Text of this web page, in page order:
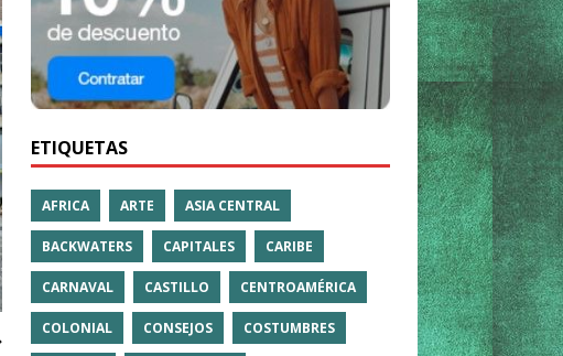
ETIQUETAS
AFRICA ARTE ASIA CENTRAL
BACKWATERS CAPITALES CARIBE
CARNAVAL CASTILLO CENTROAMÉRICA
COLONIAL CONSEJOS COSTUMBRES